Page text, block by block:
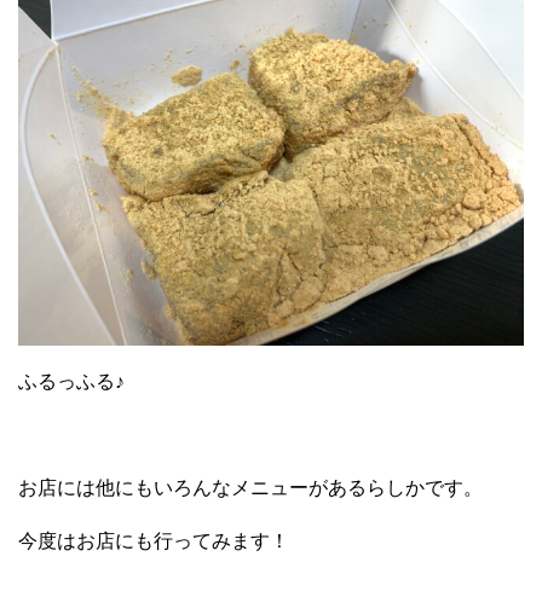
ふるっふる♪
お店には他にもいろんなメニューがあるらしかです。
今度はお店にも行ってみます！